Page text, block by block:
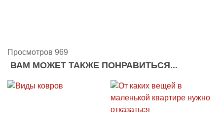
Просмотров 969
ВАМ МОЖЕТ ТАКЖЕ ПОНРАВИТЬСЯ...